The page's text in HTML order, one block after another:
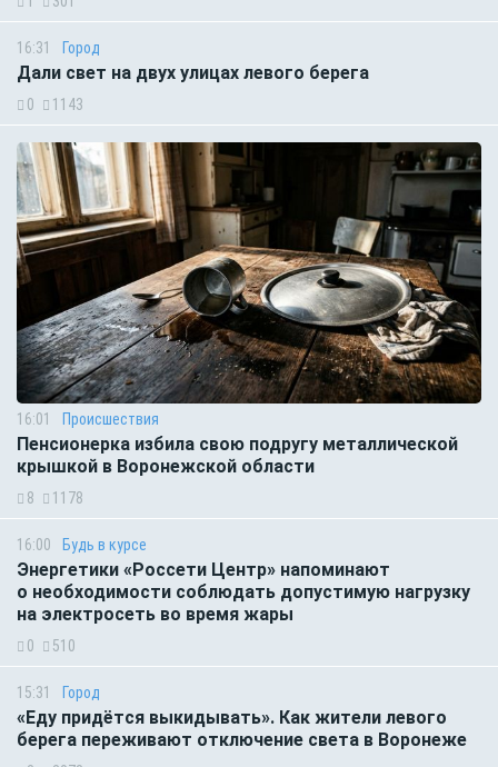
16:31 Город
Дали свет на двух улицах левого берега
0 1143
16:01 Происшествия
Пенсионерка избила свою подругу металлической
крышкой в Воронежской области
8 1178
16:00 Будь в курсе
Энергетики «Россети Центр» напоминают
о необходимости соблюдать допустимую нагрузку
на электросеть во время жары
0 510
15:31 Город
«Еду придётся выкидывать». Как жители левого
берега переживают отключение света в Воронеже